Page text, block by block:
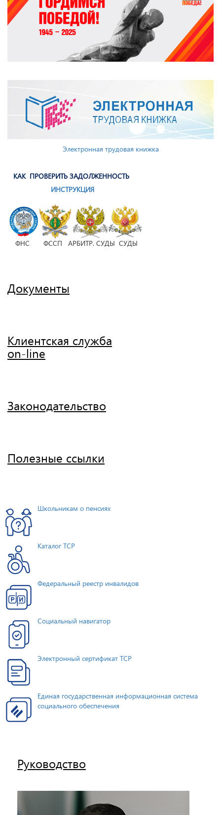
Электронная трудовая книжка
КАК ПРОВЕРИТЬ ЗАДОЛЖЕННОСТЬ
ИНСТРУКЦИЯ
ФНС ФССП АРБИТР. СУДЫ СУДЫ
Документы
Клиентская служба
on-line
Законодательство
Полезные ссылки
Школьникам о пенсиях
Каталог ТСР
Федеральный реестр инвалидов
Социальный навигатор
Электронный сертификат ТСР
Единая государственная информационная система
социального обеспечения
Руководство